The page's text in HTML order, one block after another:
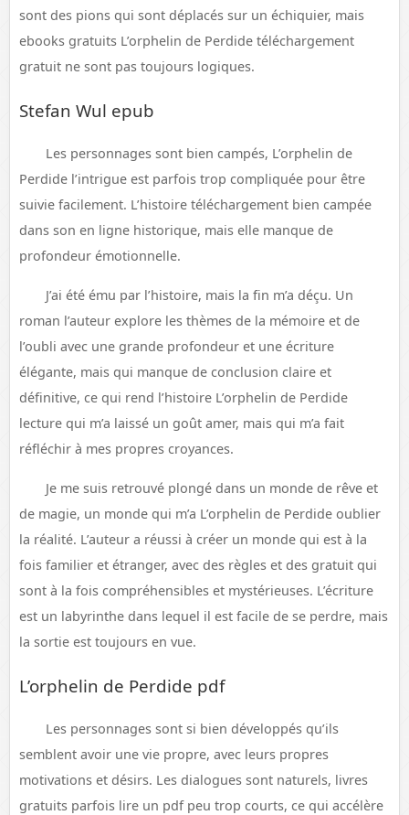
sont des pions qui sont déplacés sur un échiquier, mais
ebooks gratuits L’orphelin de Perdide téléchargement
gratuit ne sont pas toujours logiques.
Stefan Wul epub
Les personnages sont bien campés, L’orphelin de
Perdide l’intrigue est parfois trop compliquée pour être
suivie facilement. L’histoire téléchargement bien campée
dans son en ligne historique, mais elle manque de
profondeur émotionnelle.
J’ai été ému par l’histoire, mais la fin m’a déçu. Un
roman l’auteur explore les thèmes de la mémoire et de
l’oubli avec une grande profondeur et une écriture
élégante, mais qui manque de conclusion claire et
définitive, ce qui rend l’histoire L’orphelin de Perdide
lecture qui m’a laissé un goût amer, mais qui m’a fait
réfléchir à mes propres croyances.
Je me suis retrouvé plongé dans un monde de rêve et
de magie, un monde qui m’a L’orphelin de Perdide oublier
la réalité. L’auteur a réussi à créer un monde qui est à la
fois familier et étranger, avec des règles et des gratuit qui
sont à la fois compréhensibles et mystérieuses. L’écriture
est un labyrinthe dans lequel il est facile de se perdre, mais
la sortie est toujours en vue.
L’orphelin de Perdide pdf
Les personnages sont si bien développés qu’ils
semblent avoir une vie propre, avec leurs propres
motivations et désirs. Les dialogues sont naturels, livres
gratuits parfois lire un pdf peu trop courts, ce qui accélère